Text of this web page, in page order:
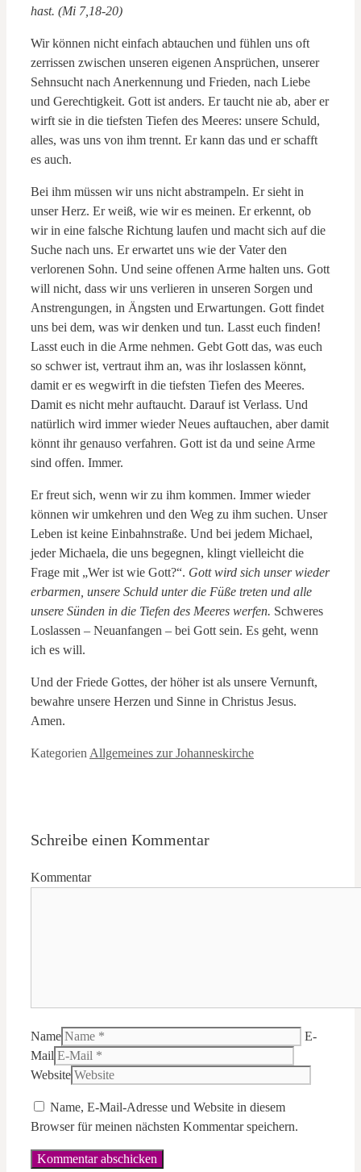
hast. (Mi 7,18-20)
Wir können nicht einfach abtauchen und fühlen uns oft
zerrissen zwischen unseren eigenen Ansprüchen, unserer
Sehnsucht nach Anerkennung und Frieden, nach Liebe
und Gerechtigkeit. Gott ist anders. Er taucht nie ab, aber er
wirft sie in die tiefsten Tiefen des Meeres: unsere Schuld,
alles, was uns von ihm trennt. Er kann das und er schafft
es auch.
Bei ihm müssen wir uns nicht abstrampeln. Er sieht in
unser Herz. Er weiß, wie wir es meinen. Er erkennt, ob
wir in eine falsche Richtung laufen und macht sich auf die
Suche nach uns. Er erwartet uns wie der Vater den
verlorenen Sohn. Und seine offenen Arme halten uns. Gott
will nicht, dass wir uns verlieren in unseren Sorgen und
Anstrengungen, in Ängsten und Erwartungen. Gott findet
uns bei dem, was wir denken und tun. Lasst euch finden!
Lasst euch in die Arme nehmen. Gebt Gott das, was euch
so schwer ist, vertraut ihm an, was ihr loslassen könnt,
damit er es wegwirft in die tiefsten Tiefen des Meeres.
Damit es nicht mehr auftaucht. Darauf ist Verlass. Und
natürlich wird immer wieder Neues auftauchen, aber damit
könnt ihr genauso verfahren. Gott ist da und seine Arme
sind offen. Immer.
Er freut sich, wenn wir zu ihm kommen. Immer wieder
können wir umkehren und den Weg zu ihm suchen. Unser
Leben ist keine Einbahnstraße. Und bei jedem Michael,
jeder Michaela, die uns begegnen, klingt vielleicht die
Frage mit „Wer ist wie Gott?“. Gott wird sich unser wieder
erbarmen, unsere Schuld unter die Füße treten und alle
unsere Sünden in die Tiefen des Meeres werfen. Schweres
Loslassen – Neuanfangen – bei Gott sein. Es geht, wenn
ich es will.
Und der Friede Gottes, der höher ist als unsere Vernunft,
bewahre unsere Herzen und Sinne in Christus Jesus.
Amen.
KategorienAllgemeines zur Johanneskirche
Schreibe einen Kommentar
Kommentar
Name
E-
Mail
Website
Name, E-Mail-Adresse und Website in diesem
Browser für meinen nächsten Kommentar speichern.